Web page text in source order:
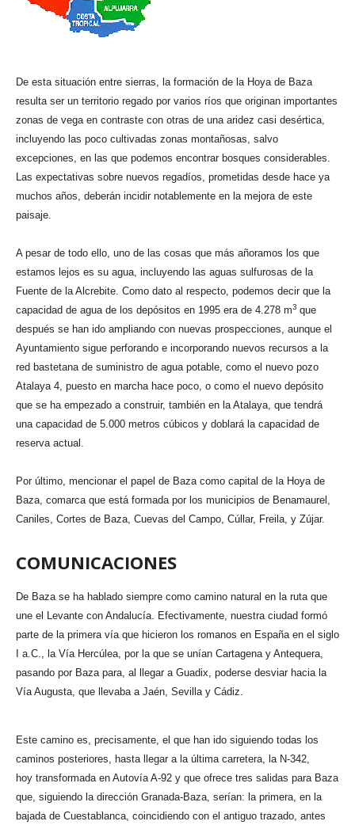
De esta situación entre sierras, la formación de la Hoya de Baza
resulta ser un territorio regado por varios ríos que originan importantes
zonas de vega en contraste con otras de una aridez casi desértica,
incluyendo las poco cultivadas zonas montañosas, salvo
excepciones, en las que podemos encontrar bosques considerables.
Las expectativas sobre nuevos regadíos, prometidas desde hace ya
muchos años, deberán incidir notablemente en la mejora de este
paisaje.
A pesar de todo ello, uno de las cosas que más añoramos los que
estamos lejos es su agua, incluyendo las aguas sulfurosas de la
Fuente de la Alcrebite. Como dato al respecto, podemos decir que la
capacidad de agua de los depósitos en 1995 era de 4.278 m3 que
después se han ido ampliando con nuevas prospecciones, aunque el
Ayuntamiento sigue perforando e incorporando nuevos recursos a la
red bastetana de suministro de agua potable, como el nuevo pozo
Atalaya 4, puesto en marcha hace poco, o como el nuevo depósito
que se ha empezado a construir, también en la Atalaya, que tendrá
una capacidad de 5.000 metros cúbicos y doblará la capacidad de
reserva actual.
Por último, mencionar el papel de Baza como capital de la Hoya de
Baza, comarca que está formada por los municipios de Benamaurel,
Caniles, Cortes de Baza, Cuevas del Campo, Cúllar, Freila, y Zújar.
COMUNICACIONES
De Baza se ha hablado siempre como camino natural en la ruta que
une el Levante con Andalucía. Efectivamente, nuestra ciudad formó
parte de la primera vía que hicieron los romanos en España en el siglo
I a.C., la Vía Hercúlea, por la que se unían Cartagena y Antequera,
pasando por Baza para, al llegar a Guadix, poderse desviar hacia la
Vía Augusta, que llevaba a Jaén, Sevilla y Cádiz.
Este camino es, precisamente, el que han ido siguiendo todas los
caminos posteriores, hasta llegar a la última carretera, la N-342,
hoy transformada en Autovía A-92 y que ofrece tres salidas para Baza
que, siguiendo la dirección Granada-Baza, serían: la primera, en la
bajada de Cuestablanca, coincidiendo con el antiguo trazado, antes